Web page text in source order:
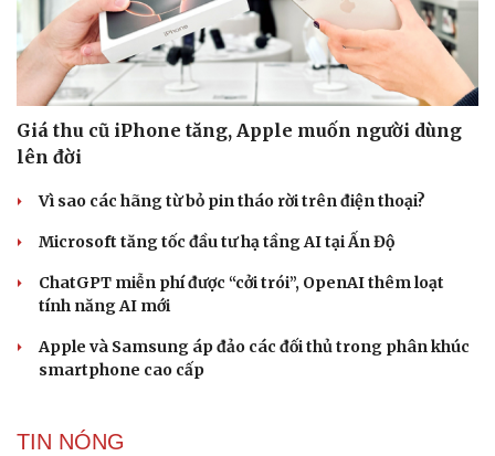
Giá thu cũ iPhone tăng, Apple muốn người dùng
lên đời
Vì sao các hãng từ bỏ pin tháo rời trên điện thoại?
Microsoft tăng tốc đầu tư hạ tầng AI tại Ấn Độ
ChatGPT miễn phí được “cởi trói”, OpenAI thêm loạt
tính năng AI mới
Apple và Samsung áp đảo các đối thủ trong phân khúc
smartphone cao cấp
TIN NÓNG